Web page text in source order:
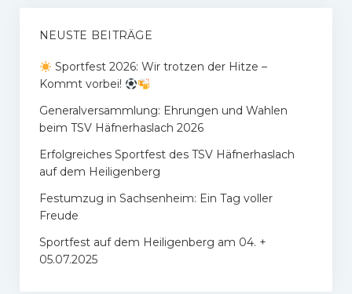
NEUSTE BEITRÄGE
Sportfest 2026: Wir trotzen der Hitze –
Kommt vorbei!
Generalversammlung: Ehrungen und Wahlen
beim TSV Häfnerhaslach 2026
Erfolgreiches Sportfest des TSV Häfnerhaslach
auf dem Heiligenberg
Festumzug in Sachsenheim: Ein Tag voller
Freude
Sportfest auf dem Heiligenberg am 04. +
05.07.2025